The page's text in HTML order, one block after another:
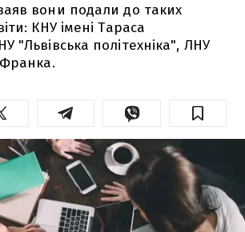
вони подали до таких
КНУ імені Тараса
"Львівська політехніка", ЛНУ
Франка.